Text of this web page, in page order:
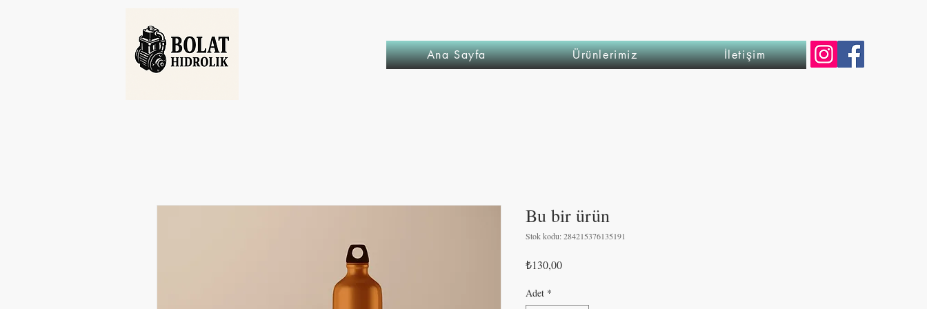
Ana Sayfa Ürünlerimiz İletişim
Bu bir ürün
Stok kodu: 284215376135191
₺130,00Fiyat
Adet *